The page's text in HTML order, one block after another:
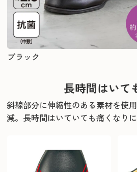
ブラック
長時間はいて
斜線部分に伸縮性のある素材を使
減。 長時間はいていても痛くなり